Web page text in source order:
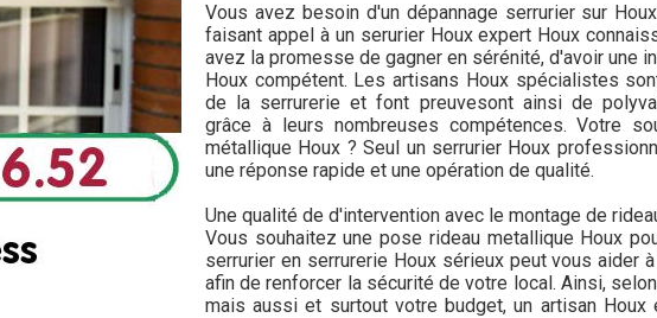
Vous avez besoin d'un dépannage serrurier sur
faisant appel à un serurier Houx expert Houx
avez la promesse de gagner en sérénité, d'avoir une
Houx compétent. Les artisans Houx spécialistes
de la serrurerie et font preuvesont ainsi de
grâce à leurs nombreuses compétences. Votre
métallique Houx ? Seul un serrurier Houx
une réponse rapide et une opération de qualité.
Une qualité de d'intervention avec le montage de
Vous souhaitez une pose rideau metallique Houx
serrurier en serrurerie Houx sérieux peut vous aider
afin de renforcer la sécurité de votre local. Ainsi,
mais aussi et surtout votre budget, un artisan